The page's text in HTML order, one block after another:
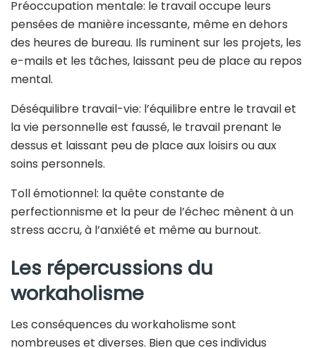
Préoccupation mentale: le travail occupe leurs
pensées de manière incessante, même en dehors
des heures de bureau. Ils ruminent sur les projets, les
e-mails et les tâches, laissant peu de place au repos
mental.
Déséquilibre travail-vie: l’équilibre entre le travail et
la vie personnelle est faussé, le travail prenant le
dessus et laissant peu de place aux loisirs ou aux
soins personnels.
Toll émotionnel: la quête constante de
perfectionnisme et la peur de l’échec mènent à un
stress accru, à l’anxiété et même au burnout.
Les répercussions du
workaholisme
Les conséquences du workaholisme sont
nombreuses et diverses. Bien que ces individus